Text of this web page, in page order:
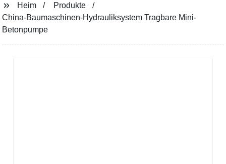
Heim
Produkte
China-Baumaschinen-Hydrauliksystem Tragbare Mini-
Betonpumpe